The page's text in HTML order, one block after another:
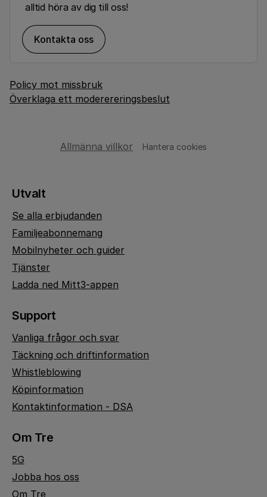
alltid höra av dig till oss!
Kontakta oss
Policy mot missbruk
Överklaga ett moderereringsbeslut
Allmänna villkor Hantera cookies
Utvalt
Se alla erbjudanden
Familjeabonnemang
Mobilnyheter och guider
Tjänster
Ladda ned Mitt3-appen
Support
Vanliga frågor och svar
Täckning och driftinformation
Whistleblowing
Köpinformation
Kontaktinformation - DSA
Om Tre
5G
Jobba hos oss
Om Tre